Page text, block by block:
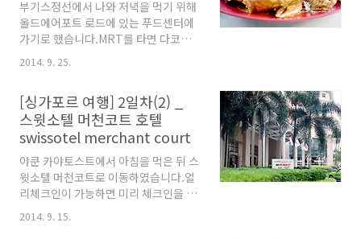
건너 편으로 가기 위해 다리를 건너는
중... 가로등에 예쁘고 멋진 우산들이 하
나씩 씌워져 있어요. 다리의 난간에는
젊은 연인들이 빼곡히 앉아서 다들 맥주
이 워낙 비싸서 주머니 가벼운 연인들은
이렇게 난간에 걸터 앉아 술을 마신답니
다. 강을 건너자 비행접시 같은 거대한
파라솔이 오색 조명을 ..
부기스정선에서 나와 저녁을 먹기 위해
올드에어포트 로드에 있는 푸드센터에
가기로 했습니다.MRT를 타면 다코타
역에서 내리면 되는데 마침 푸드센터 앞
까지 가는 버스가 있기에 버스를 이용하
가 여기에서 파는 칠리크랩을 꼭 먹어야
한다고 신신당부해서 30분 넘게 버스를
타고 올드 에어포트 로드의 Blk 39번
버스 가는 방향으로 조금만 걸어가면 올
드에어포트 푸드센터가 있습니다. 푸드
센터의 외양도 그렇고... 냉방도 안되는
허름하고 서민적인 모습에 뜻밖이기는
2014. 9. 25.
[싱가포르 여행] 2일차(2) _
스윗소텔 머천코트 호텔
swissotel merchant court
야쿤 카야토스트에서 아침을 먹은 뒤 스
윗소텔 머천코트로 이동하였습니다.얼
리체크인이 가능하면 미리 체크인을 하
고 안되면 짐맡긴 뒤 이후 일정을 진행
하려구요...이미 체크인한 일행과 같은
2014. 9. 15.